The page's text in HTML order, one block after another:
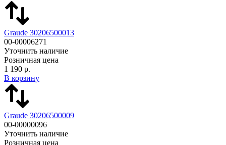
Graude 30206500013
00-00006271
Уточнить наличие
Розничная цена
1 190 р.
В корзину
Graude 30206500009
00-00000096
Уточнить наличие
Розничная цена